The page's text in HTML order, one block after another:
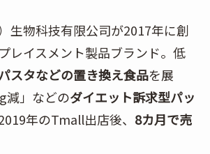
生物科技有限公司が2017年に創
レイスメント製品ブランド。低
スタなどの置き換え食品を展
」などのダイエット訴求型パッ
年のTmall出店後、 8カ月で売